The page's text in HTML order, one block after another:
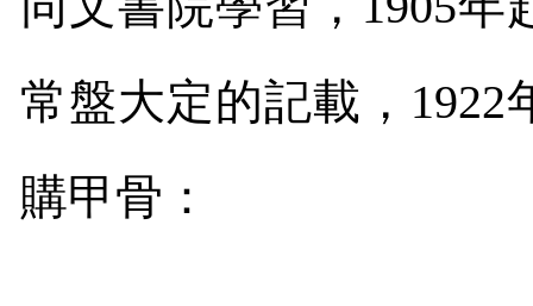
常盤大定的記載， 1922
購甲骨：